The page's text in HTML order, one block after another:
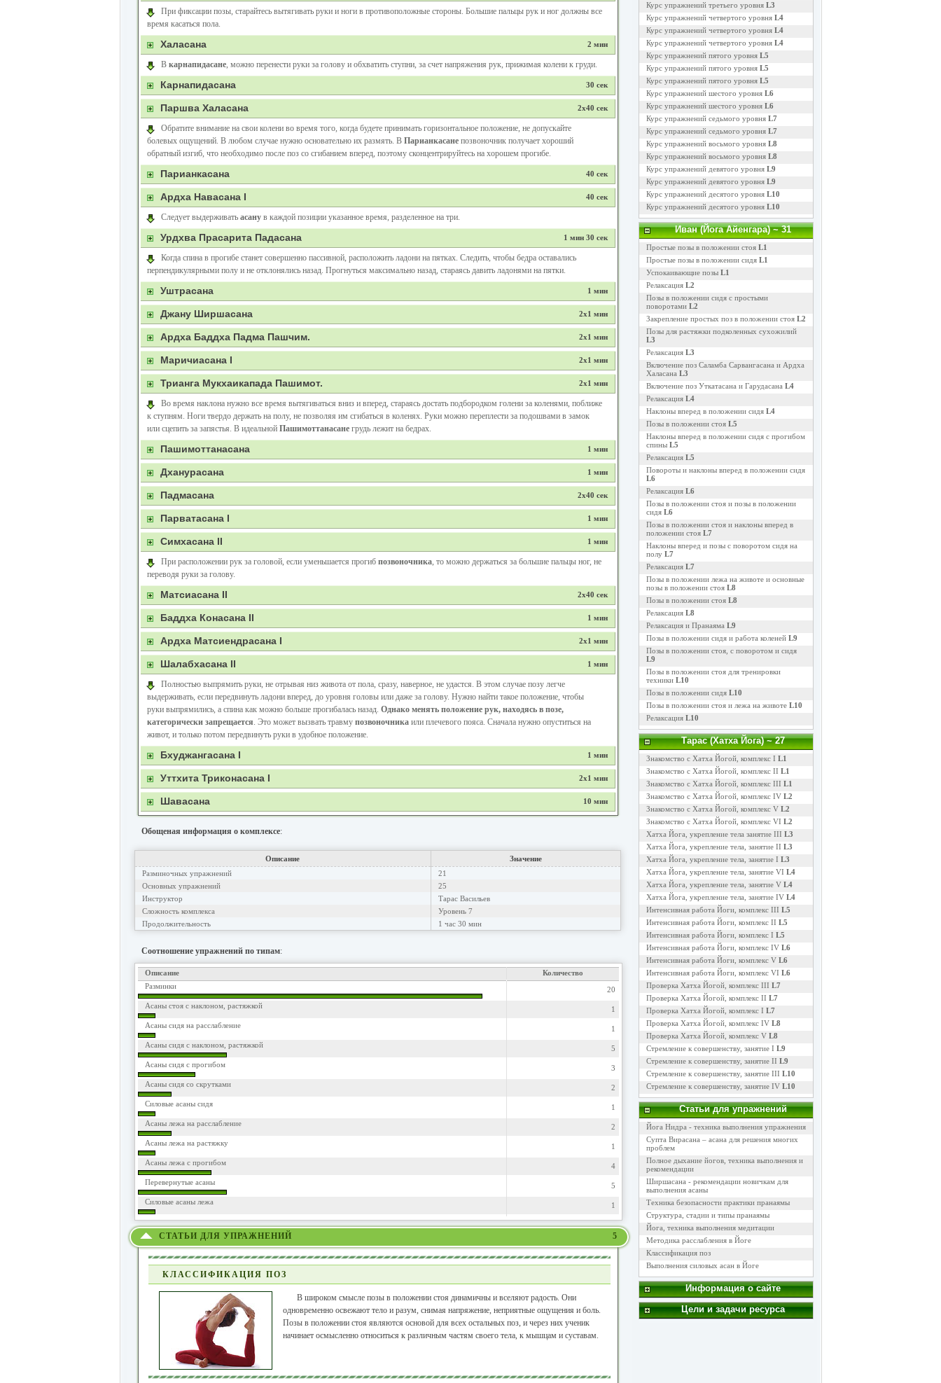
При фиксации позы, старайтесь вытягивать руки и ноги в противоположные стороны. Большие пальцы рук и ног должны все
время касаться пола.
Халасана 2 мин
В карнапидасане, можно перенести руки за голову и обхватить ступни, за счет напряжения рук, прижимая колени к груди.
Карнапидасана 30 сек
Паршва Халасана 2х40 сек
Обратите внимание на свои колени во время того, когда будете принимать горизонтальное положение, не допускайте
болевых ощущений. В любом случае нужно основательно их размять. В Парианкасанепозвоночник получает хороший
обратный изгиб, что необходимо после поз со сгибанием вперед, поэтому сконцентрируйтесь на хорошем прогибе.
Парианкасана 40 сек
Ардха Навасана I 40 сек
Следует выдерживать асанув каждой позиции указанное время, разделенное на три.
Урдхва Прасарита Падасана 1 мин 30 сек
Когда спина в прогибе станет совершенно пассивной, расположить ладони на пятках. Следить, чтобы бедра оставались
перпендикулярными полу и не отклонялись назад. Прогнуться максимально назад, стараясь давить ладонями на пятки.
Уштрасана 1 мин
Джану Ширшасана 2х1 мин
Ардха Баддха Падма Пашчим. 2х1 мин
Маричиасана I 2х1 мин
Трианга Мукхаикапада Пашимот. 2х1 мин
Во время наклона нужно все время вытягиваться вниз и вперед, стараясь достать подбородком голени за коленями, поближе
к ступням. Ноги твердо держать на полу, не позволяя им сгибаться в коленях. Руки можно переплести за подошвами в замок
или сцепить за запястья. В идеальной Пашимоттанасанегрудь лежит на бедрах.
Пашимоттанасана 1 мин
Дханурасана 1 мин
Падмасана 2х40 сек
Парватасана I 1 мин
Симхасана II 1 мин
При расположении рук за головой, если уменьшается прогиб позвоночника, то можно держаться за большие пальцы ног, не
переводя руки за голову.
Матсиасана II 2х40 сек
Баддха Конасана II 1 мин
Ардха Матсиендрасана I 2х1 мин
Шалабхасана II 1 мин
Полностью выпрямить руки, не отрывая низ живота от пола, сразу, наверное, не удастся. В этом случае позу легче
выдерживать, если передвинуть ладони вперед, до уровня головы или даже за голову. Нужно найти такое положение, чтобы
руки выпрямились, а спина как можно больше прогибалась назад. Однако менять положение рук, находясь в позе,
категорически запрещается. Это может вызвать травму позвоночникаили плечевого пояса. Сначала нужно опуститься на
живот, и только потом передвинуть руки в удобное положение.
Бхуджангасана I 1 мин
Уттхита Триконасана I 2х1 мин
Шавасана 10 мин
Обощеная информация о комплексе:
Описание
Значение
Разминочных упражнений
21
Основных упражнений
25
Инструктор
Тарас Васильев
Сложность комплекса
Уровень 7
Продолжительность
1 час 30 мин
Соотношение упражнений по типам:
Описание
Количество
Разминки
20
Асаны стоя с наклоном, растяжкой
1
Асаны сидя на расслабление
1
Асаны сидя с наклоном, растяжкой
5
Асаны сидя с прогибом
3
Асаны сидя со скрутками
2
Силовые асаны сидя
1
Асаны лежа на расслабление
2
Асаны лежа на растяжку
1
Асаны лежа с прогибом
4
Перевернутые асаны
5
Силовые асаны лежа
1
СТАТЬИ ДЛЯ УПРАЖНЕНИЙ 5
КЛАССИФИКАЦИЯ ПОЗ
В широком смысле позы в положении стоя динамичны и вселяют радость. Они
одновременно освежают тело и разум, снимая напряжение, неприятные ощущения и боль.
Позы в положении стоя являются основой для всех остальных поз, и через них ученик
начинает осмысленно относиться к различным частям своего тела, к мышцам и суставам.
Курс упражнений третьего уровня L3
Курс упражнений четвертого уровня L4
Курс упражнений четвертого уровня L4
Курс упражнений четвертого уровня L4
Курс упражнений пятого уровня L5
Курс упражнений пятого уровня L5
Курс упражнений пятого уровня L5
Курс упражнений шестого уровня L6
Курс упражнений шестого уровня L6
Курс упражнений седьмого уровня L7
Курс упражнений седьмого уровня L7
Курс упражнений восьмого уровня L8
Курс упражнений восьмого уровня L8
Курс упражнений девятого уровня L9
Курс упражнений девятого уровня L9
Курс упражнений десятого уровня L10
Курс упражнений десятого уровня L10
Иван (Йога Айенгара)~ 31
Простые позы в положении стоя L1
Простые позы в положении сидя L1
Успокаивающие позы L1
Релаксация L2
Позы в положении сидя с простыми
поворотами L2
Закрепление простых поз в положении стоя L2
Позы для растяжки подколенных сухожилий
L3
Релаксация L3
Включение поз Саламба Сарвангасана и Ардха
Халасана L3
Включение поз Уткатасана и Гарудасана L4
Релаксация L4
Наклоны вперед в положении сидя L4
Позы в положении стоя L5
Наклоны вперед в положении сидя с прогибом
спины L5
Релаксация L5
Повороты и наклоны вперед в положении сидя
L6
Релаксация L6
Позы в положении стоя и позы в положении
сидя L6
Позы в положении стоя и наклоны вперед в
положении стоя L7
Наклоны вперед и позы с поворотом сидя на
полу L7
Релаксация L7
Позы в положении лежа на животе и основные
позы в положении стоя L8
Позы в положении стоя L8
Релаксация L8
Релаксация и Пранаяма L9
Позы в положении сидя и работа коленей L9
Позы в положении стоя, с поворотом и сидя
L9
Позы в положении стоя для тренировки
техники L10
Позы в положении сидя L10
Позы в положении стоя и лежа на животе L10
Релаксация L10
Тарас (Хатха Йога)~ 27
Знакомство с Хатха Йогой, комплекс I L1
Знакомство с Хатха Йогой, комплекс II L1
Знакомство с Хатха Йогой, комплекс III L1
Знакомство с Хатха Йогой, комплекс IV L2
Знакомство с Хатха Йогой, комплекс V L2
Знакомство с Хатха Йогой, комплекс VI L2
Хатха Йога, укрепление тела занятие III L3
Хатха Йога, укрепление тела, занятие II L3
Хатха Йога, укрепление тела, занятие I L3
Хатха Йога, укрепление тела, занятие VI L4
Хатха Йога, укрепление тела, занятие V L4
Хатха Йога, укрепление тела, занятие IV L4
Интенсивная работа Йоги, комплекс III L5
Интенсивная работа Йоги, комплекс II L5
Интенсивная работа Йоги, комплекс I L5
Интенсивная работа Йоги, комплекс IV L6
Интенсивная работа Йоги, комплекс V L6
Интенсивная работа Йоги, комплекс VI L6
Проверка Хатха Йогой, комплекс III L7
Проверка Хатха Йогой, комплекс II L7
Проверка Хатха Йогой, комплекс I L7
Проверка Хатха Йогой, комплекс IV L8
Проверка Хатха Йогой, комплекс V L8
Стремление к совершенству, занятие I L9
Стремление к совершенству, занятие II L9
Стремление к совершенству, занятие III L10
Стремление к совершенству, занятие IV L10
Статьи для упражнений
Йога Нидра - техника выполнения упражнения
Супта Вирасана – асана для решения многих
проблем
Полное дыхание йогов, техника выполнения и
рекомендации
Ширшасана - рекомендации новичкам для
выполнения асаны
Техника безопасности практики пранаямы
Структура, стадии и типы пранаямы
Йога, техника выполнения медитации
Методика расслабления в Йоге
Классификация поз
Выполнения силовых асан в Йоге
Информация о сайте
Цели и задачи ресурса